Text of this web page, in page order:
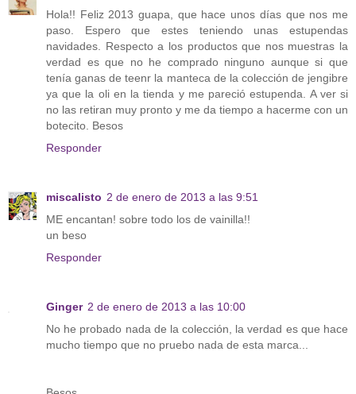
Hola!! Feliz 2013 guapa, que hace unos días que nos me
paso. Espero que estes teniendo unas estupendas
navidades. Respecto a los productos que nos muestras la
verdad es que no he comprado ninguno aunque si que
tenía ganas de teenr la manteca de la colección de jengibre
ya que la oli en la tienda y me pareció estupenda. A ver si
no las retiran muy pronto y me da tiempo a hacerme con un
botecito. Besos
Responder
miscalisto 2 de enero de 2013 a las 9:51
ME encantan! sobre todo los de vainilla!!
un beso
Responder
Ginger 2 de enero de 2013 a las 10:00
No he probado nada de la colección, la verdad es que hace
mucho tiempo que no pruebo nada de esta marca...